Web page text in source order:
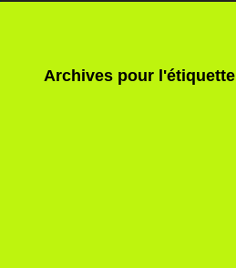
Archives pour l'étiquette